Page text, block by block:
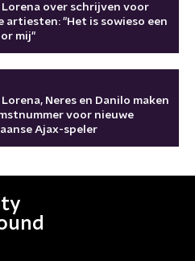
over schrijven voor
artiesten: "Het is sowieso een
mij"
Neres en Danilo maken
voor nieuwe
Ajax-speler